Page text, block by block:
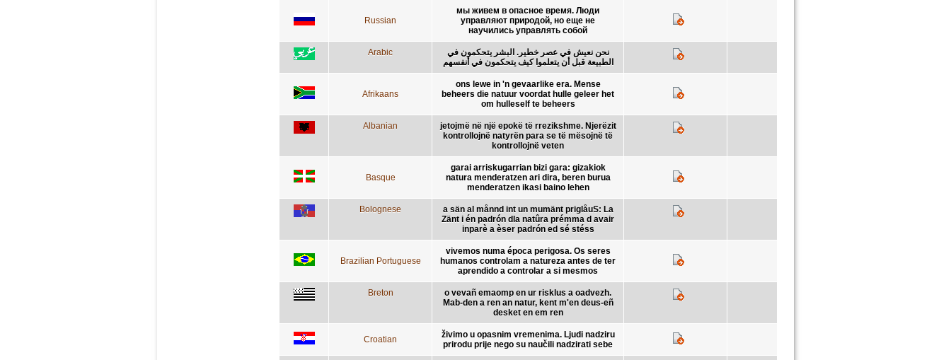
Russian
мы живем в опасное время. Люди
управляют природой, но еще не
научились управлять собой
Arabic
نحن نعيش في عصر خطير. البشر يتحكمون في
الطبيعة قبل أن يتعلموا كيف يتحكمون في أنفسهم
Afrikaans
ons lewe in 'n gevaarlike era. Mense
beheers die natuur voordat hulle geleer het
om hulleself te beheers
Albanian
jetojmë në një epokë të rrezikshme. Njerëzit
kontrollojnë natyrën para se të mësojnë të
kontrollojnë veten
Basque
garai arriskugarrian bizi gara: gizakiok
natura menderatzen ari dira, beren burua
menderatzen ikasi baino lehen
Bolognese
a sän al månnd int un mumänt priglåuS: La
Zänt i én padrón dla natûra prémma d avair
inparè a èser padrón ed sé stéss
Brazilian Portuguese
vivemos numa época perigosa. Os seres
humanos controlam a natureza antes de ter
aprendido a controlar a si mesmos
Breton
o vevañ emaomp en ur risklus a oadvezh.
Mab-den a ren an natur, kent m'en deus-eñ
desket en em ren
Croatian
živimo u opasnim vremenima. Ljudi nadziru
prirodu prije nego su naučili nadzirati sebe